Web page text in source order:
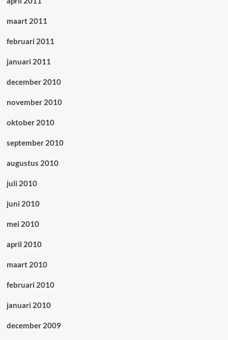
maart 2011
februari 2011
januari 2011
december 2010
november 2010
oktober 2010
september 2010
augustus 2010
juli 2010
juni 2010
mei 2010
april 2010
maart 2010
februari 2010
januari 2010
december 2009